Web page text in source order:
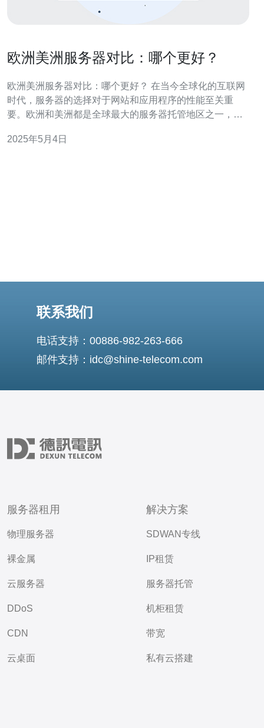
欧洲美洲服务器对比：哪个更好？
欧洲美洲服务器对比：哪个更好？ 在当今全球化的互联网
时代，服务器的选择对于网站和应用程序的性能至关重
要。欧洲和美洲都是全球最大的服务器托管地区之一，但
行比较，帮助您做出明智的选择。 欧洲服务器通常在欧洲
2025年5月4日
联系我们
电话支持：00886-982-263-666
邮件支持：idc@shine-telecom.com
服务器租用
物理服务器
裸金属
云服务器
DDoS
CDN
云桌面
解决方案
SDWAN专线
IP租赁
服务器托管
机柜租赁
带宽
私有云搭建